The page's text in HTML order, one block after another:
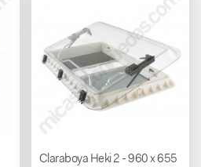
Claraboya Heki 2 - 960 x 655